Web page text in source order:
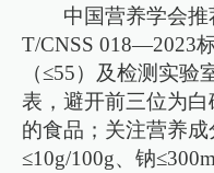
中国营养学会
T/CNSS 018—2023
（≤55）及检测实
表，避开前三位为
的食品；关注营养
≤10g/100g、钠